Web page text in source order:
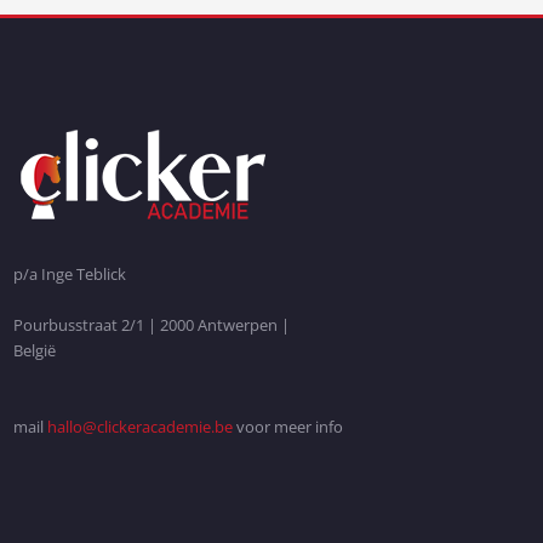
p/a Inge Teblick
Pourbusstraat 2/1 | 2000 Antwerpen |
België
mail hallo@clickeracademie.bevoor meer info